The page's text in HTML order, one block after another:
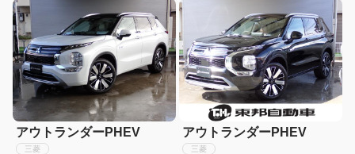
シートヒーター デジタルルームミラ
ー
アウトランダーPHEV
三菱
アウトランダーPHEV
三菱